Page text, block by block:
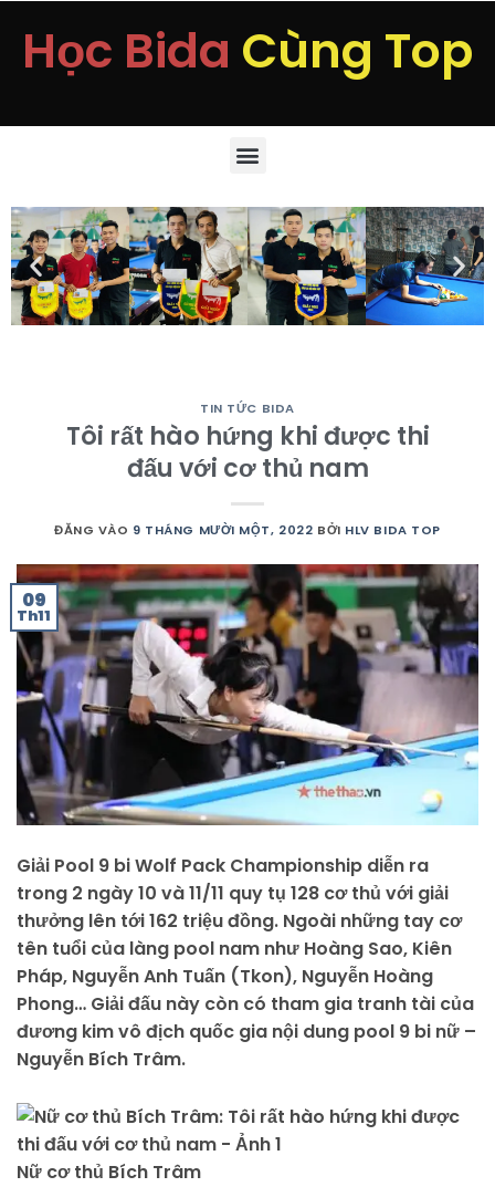
Học Bida Cùng Top
TIN TỨC BIDA
Tôi rất hào hứng khi được thi
đấu với cơ thủ nam
ĐĂNG VÀO 9 THÁNG MƯỜI MỘT, 2022 BỞI HLV BIDA TOP
09
Th11
Giải Pool 9 bi Wolf Pack Championship diễn ra
trong 2 ngày 10 và 11/11 quy tụ 128 cơ thủ với giải
thưởng lên tới 162 triệu đồng. Ngoài những tay cơ
tên tuổi của làng pool nam như Hoàng Sao, Kiên
Pháp, Nguyễn Anh Tuấn (Tkon), Nguyễn Hoàng
Phong… Giải đấu này còn có tham gia tranh tài của
đương kim vô địch quốc gia nội dung pool 9 bi nữ –
Nguyễn Bích Trâm.
Nữ cơ thủ Bích Trâm